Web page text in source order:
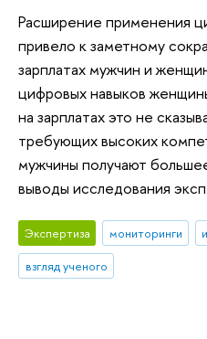
Расширение применения
привело к заметному
зарплатах мужчин и
цифровых навыков
на зарплатах это не
требующих высоких
мужчины получают
выводы исследования
Экспертиза мониторинги
взгляд ученого